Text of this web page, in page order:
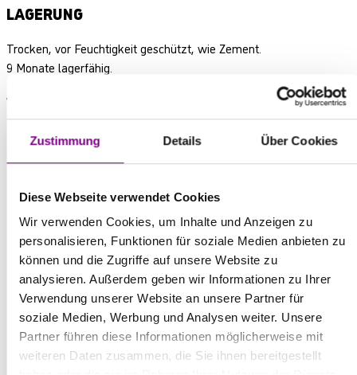
Zustimmung Details Über Cookies
Diese Webseite verwendet Cookies
Wir verwenden Cookies, um Inhalte und Anzeigen zu
personalisieren, Funktionen für soziale Medien anbieten zu
können und die Zugriffe auf unsere Website zu
analysieren. Außerdem geben wir Informationen zu Ihrer
Verwendung unserer Website an unsere Partner für
soziale Medien, Werbung und Analysen weiter. Unsere
Partner führen diese Informationen möglicherweise mit
weiteren Daten zusammen, die Sie ihnen bereitgestellt
LAGERUNG
Trocken, vor Feuchtigkeit geschützt, wie Zement.
9 Monate lagerfähig.
VERPACKUNG / GEBINDEGRÖSSEN
25 kg Sack (42 Gebinde = 1.050 kg / Palette)
DOWNLOADS
Technische Informationen
pdf | 247,0 KB